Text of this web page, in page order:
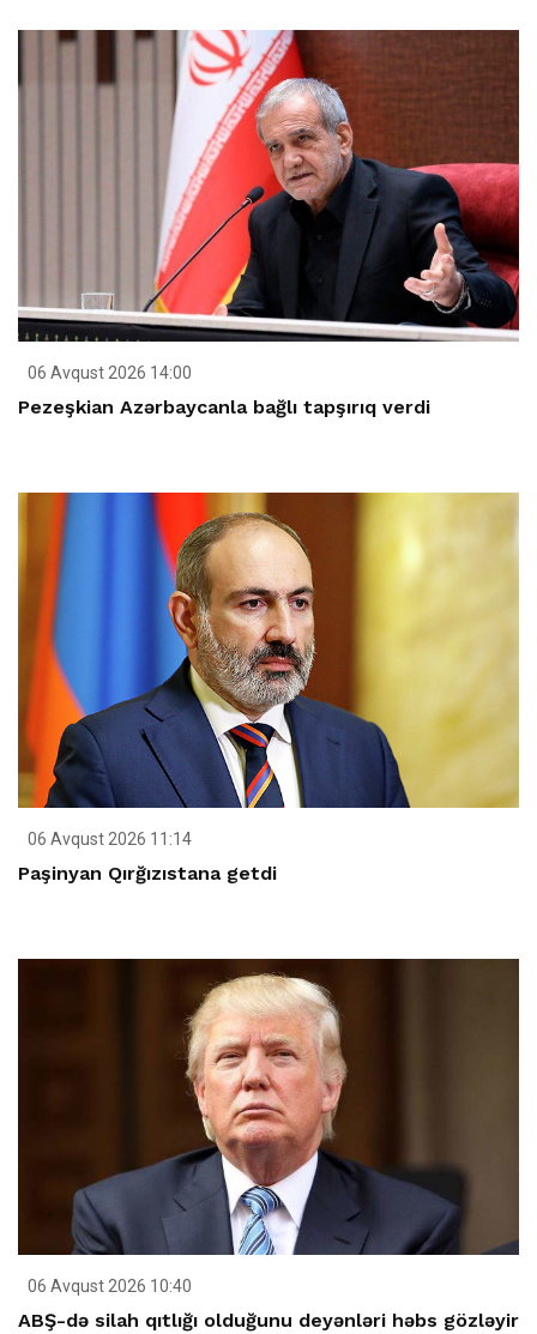
06 Avqust 2026 14:00
Pezeşkian Azərbaycanla bağlı tapşırıq verdi
06 Avqust 2026 11:14
Paşinyan Qırğızıstana getdi
06 Avqust 2026 10:40
ABŞ-də silah qıtlığı olduğunu deyənləri həbs gözləyir